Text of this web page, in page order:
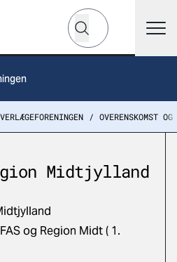
Hvad leder du efter?
Søg
OVERENSKOMST
Midtjylland
og Region Midt ( 1.